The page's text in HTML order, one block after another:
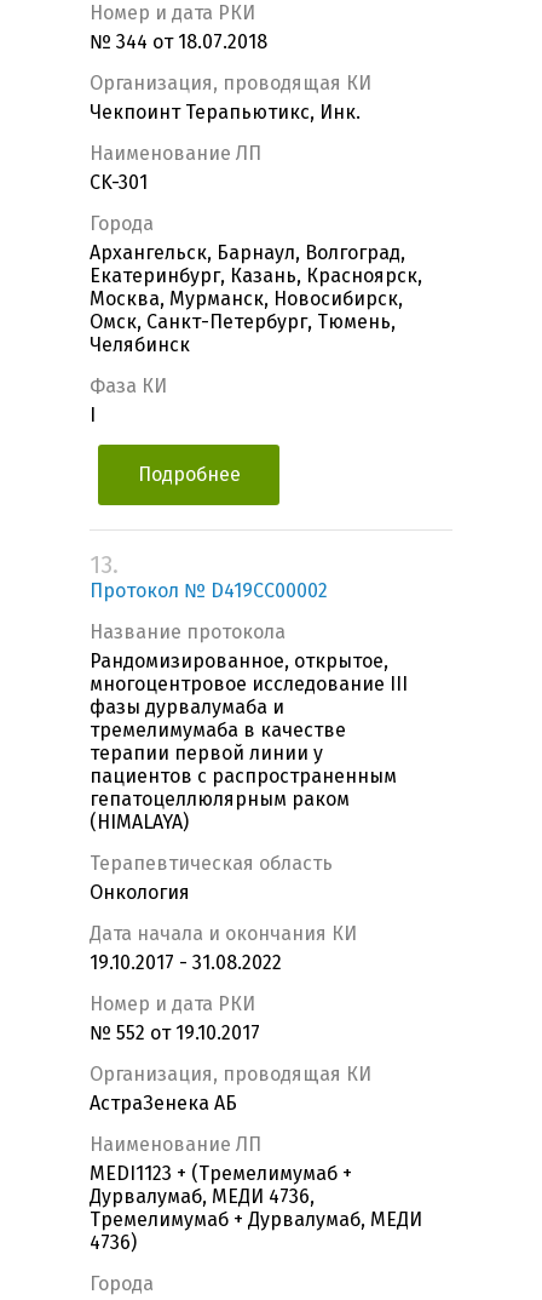
Номер и дата РКИ
№ 344 от 18.07.2018
Организация, проводящая КИ
Чекпоинт Терапьютикс, Инк.
Наименование ЛП
CK-301
Города
Архангельск, Барнаул, Волгоград,
Екатеринбург, Казань, Красноярск,
Москва, Мурманск, Новосибирск,
Омск, Санкт-Петербург, Тюмень,
Челябинск
Фаза КИ
Подробнее
13.
Протокол № D419CC00002
Название протокола
Рандомизированное, открытое,
многоцентровое исследование III
фазы дурвалумаба и
тремелимумаба в качестве
терапии первой линии у
пациентов с распространенным
гепатоцеллюлярным раком
(HIMALAYA)
Терапевтическая область
Онкология
Дата начала и окончания КИ
19.10.2017 - 31.08.2022
Номер и дата РКИ
№ 552 от 19.10.2017
Организация, проводящая КИ
АстраЗенека АБ
Наименование ЛП
MEDI1123 + (Тремелимумаб +
Дурвалумаб, МЕДИ 4736,
Тремелимумаб + Дурвалумаб, МЕДИ
4736)
Города